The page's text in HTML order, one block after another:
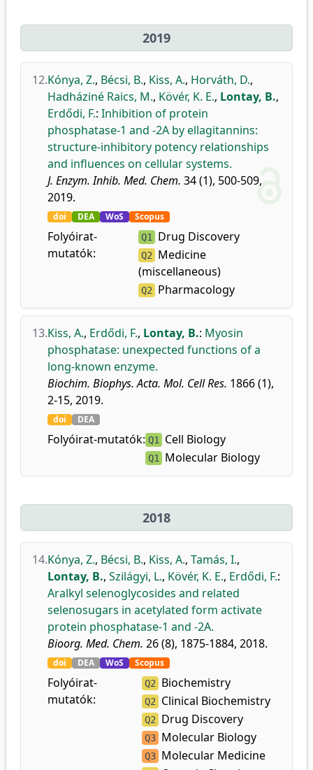
2019
12.Kónya, Z., Bécsi, B., Kiss, A., Horváth, D.,
Hadháziné Raics, M., Kövér, K. E., Lontay, B.,
Erdődi, F.: Inhibition of protein
phosphatase-1 and -2A by ellagitannins:
structure-inhibitory potency relationships
and influences on cellular systems.
J. Enzym. Inhib. Med. Chem. 34 (1), 500-509,
2019.
doi DEA WoS Scopus
Folyóirat-
mutatók:
Q1 Drug Discovery
Q2
Medicine
(miscellaneous)
Q2 Pharmacology
13.Kiss, A., Erdődi, F., Lontay, B.: Myosin
phosphatase: unexpected functions of a
long-known enzyme.
Biochim. Biophys. Acta. Mol. Cell Res. 1866 (1),
2-15, 2019.
doi DEA
Folyóirat-mutatók: Q1 Cell Biology
Q1 Molecular Biology
2018
14.Kónya, Z., Bécsi, B., Kiss, A., Tamás, I.,
Lontay, B., Szilágyi, L., Kövér, K. E., Erdődi, F.:
Aralkyl selenoglycosides and related
selenosugars in acetylated form activate
protein phosphatase-1 and -2A.
Bioorg. Med. Chem. 26 (8), 1875-1884, 2018.
doi DEA WoS Scopus
Folyóirat-
mutatók:
Q2 Biochemistry
Q2 Clinical Biochemistry
Q2 Drug Discovery
Q3 Molecular Biology
Q3 Molecular Medicine